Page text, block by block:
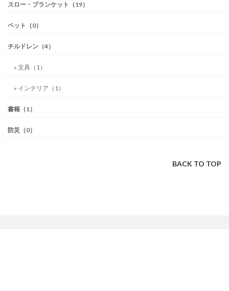
スロー・ブランケット（19）
ペット（0）
チルドレン（4）
» 文具（1）
» インテリア（1）
書籍（1）
防災（0）
BACK TO TOP